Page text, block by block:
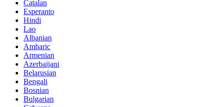
Catalan
Esperanto
Hindi
Lao
Albanian
Amharic
Armenian
Azerbaijani
Belarusian
Bengali
Bosnian
Bulgarian